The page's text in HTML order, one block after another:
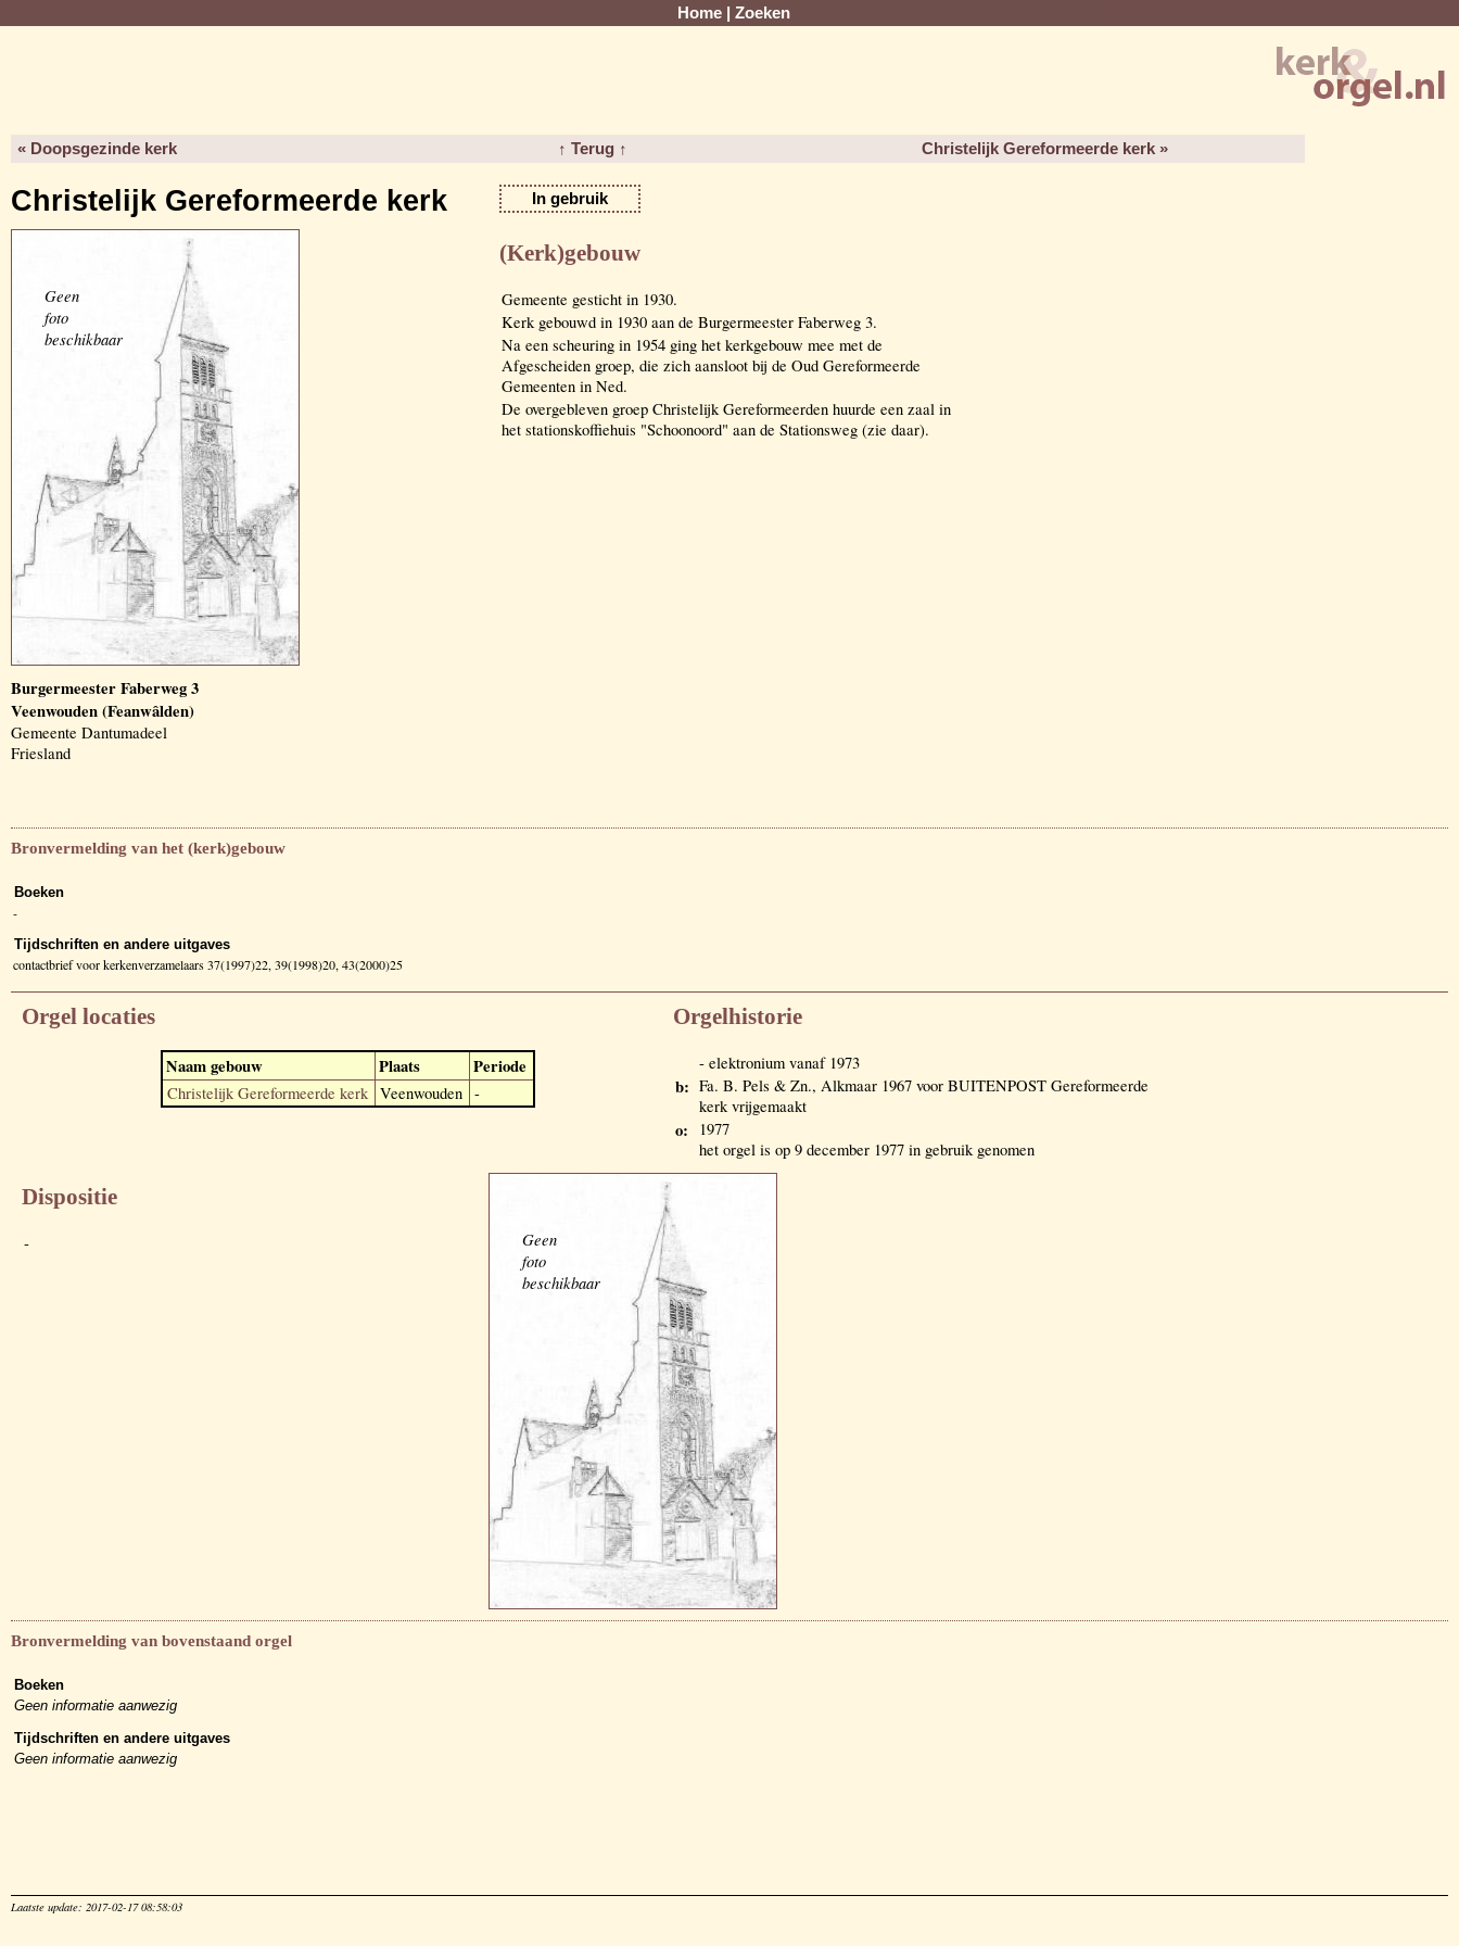
Home Zoeken
« Doopsgezinde kerk ↑ Terug ↑ Christelijk Gereformeerde kerk »
Christelijk Gereformeerde kerk In gebruik
Geen
foto
beschikbaar
Burgermeester Faberweg 3
Veenwouden (Feanwâlden)
Gemeente Dantumadeel
Friesland
(Kerk)gebouw
Gemeente gesticht in 1930.
Kerk gebouwd in 1930 aan de Burgermeester Faberweg 3.
Na een scheuring in 1954 ging het kerkgebouw mee met de
Afgescheiden groep, die zich aansloot bij de Oud Gereformeerde
Gemeenten in Ned.
De overgebleven groep Christelijk Gereformeerden huurde een zaal in
het stationskoffiehuis "Schoonoord" aan de Stationsweg (zie daar).
Bronvermelding van het (kerk)gebouw
Boeken
-
Tijdschriften en andere uitgaves
contactbrief voor kerkenverzamelaars 37(1997)22, 39(1998)20, 43(2000)25
Orgel locaties
Naam gebouw Plaats Periode
Christelijk Gereformeerde kerk Veenwouden -
Orgelhistorie
- elektronium vanaf 1973
b: Fa. B. Pels & Zn., Alkmaar 1967 voor BUITENPOST Gereformeerde
kerk vrijgemaakt
o:
1977
het orgel is op 9 december 1977 in gebruik genomen
Dispositie
-
Geen
foto
beschikbaar
Bronvermelding van bovenstaand orgel
Boeken
Geen informatie aanwezig
Tijdschriften en andere uitgaves
Geen informatie aanwezig
Laatste update: 2017-02-17 08:58:03